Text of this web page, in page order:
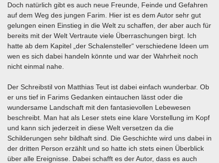
Doch natürlich gibt es auch neue Freunde, Feinde und Gefahren
auf dem Weg des jungen Farim. Hier ist es dem Autor sehr gut
gelungen einen Einstieg in die Welt zu schaffen, der aber auch für
bereits mit der Welt Vertraute viele Überraschungen birgt. Ich
hatte ab dem Kapitel „der Schalensteller“ verschiedene Ideen um
wen es sich dabei handeln könnte und war der Wahrheit noch
nicht einmal nahe.
Der Schreibstil von Matthias Teut ist dabei einfach wunderbar. Ob
er uns tief in Farims Gedanken eintauchen lässt oder die
wundersame Landschaft mit den fantasievollen Lebewesen
beschreibt. Man hat als Leser stets eine klare Vorstellung im Kopf
und kann sich jederzeit in diese Welt versetzen da die
Schilderungen sehr bildhaft sind. Die Geschichte wird uns dabei in
der dritten Person erzählt und so hatte ich stets einen Überblick
über alle Ereignisse. Dabei schafft es der Autor, dass es auch